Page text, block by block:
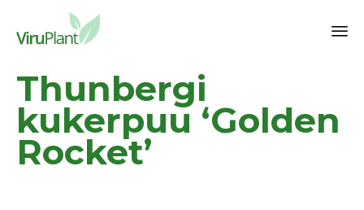
Thunbergi
kukerpuu ‘Golden
Rocket’